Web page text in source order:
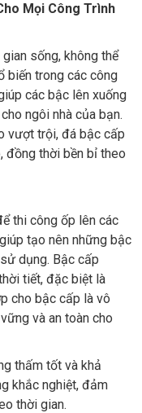
Mọi Công Trình
sống, không thể
biến trong các công
các bậc lên xuống
ngôi nhà của bạn.
vượt trội, đá bậc cấp
đồng thời bền bỉ theo
thi công ốp lên các
tạo nên những bậc
dụng. Bậc cấp
tiết, đặc biệt là
cho bậc cấp là vô
và an toàn cho
thấm tốt và khả
khắc nghiệt, đảm
thời gian.